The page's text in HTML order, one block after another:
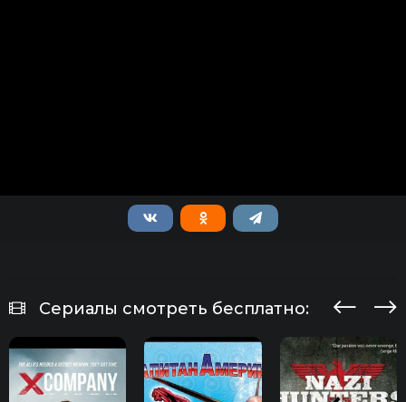
Сериалы смотреть бесплатно: